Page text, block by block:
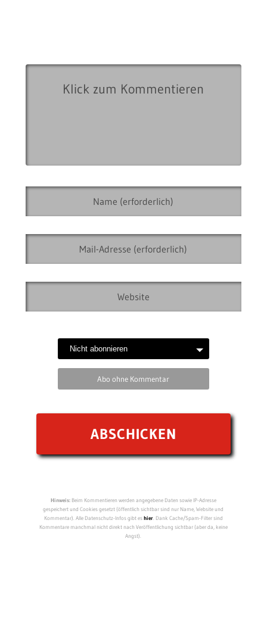
Abo ohne Kommentar
Hinweis:Beim Kommentieren werden angegebene Daten sowie IP-Adresse
gespeichert und Cookies gesetzt (öffentlich sichtbar sind nur Name, Website und
Kommentar). Alle Datenschutz-Infos gibt eshier. Dank Cache/Spam-Filter sind
Kommentare manchmal nicht direkt nach Veröffentlichung sichtbar (aber da, keine
Angst).